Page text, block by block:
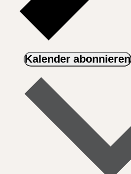
Kalender abonnieren